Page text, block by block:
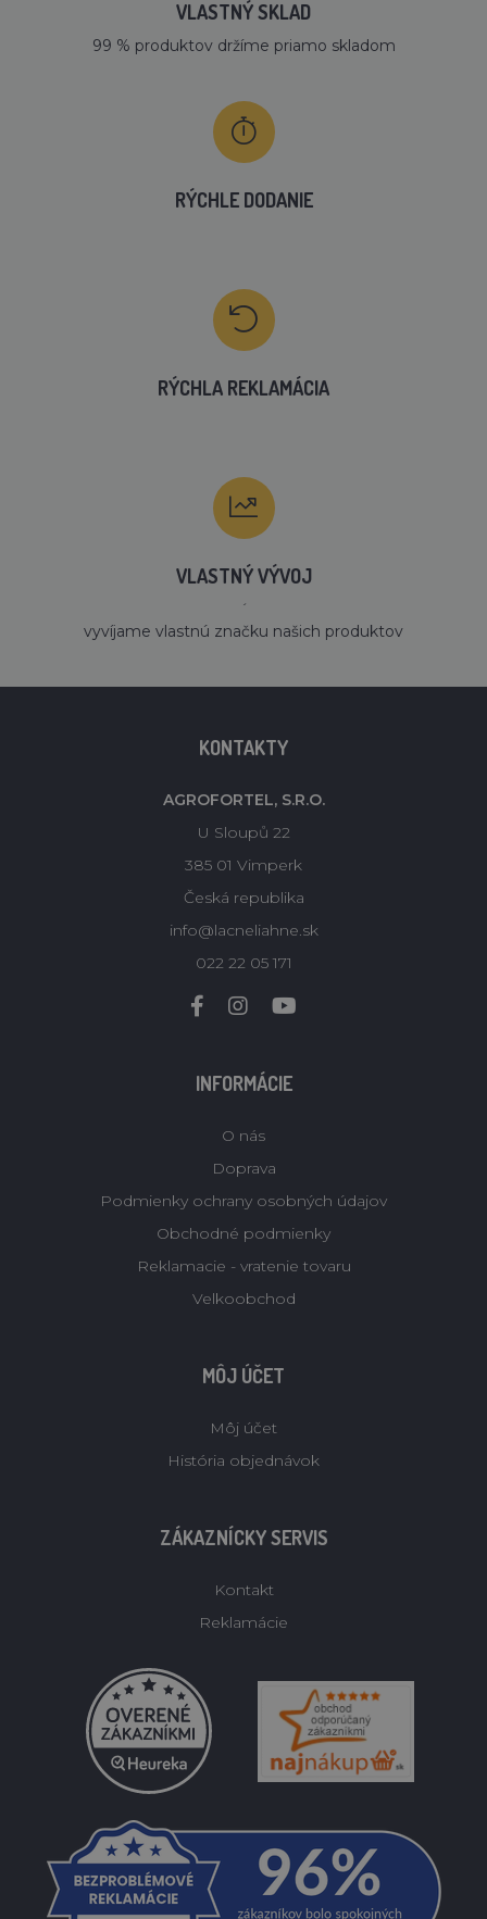
VLASTNÝ SKLAD
99 % produktov držíme priamo skladom
RÝCHLE DODANIE
RÝCHLA REKLAMÁCIA
VLASTNÝ VÝVOJ
´
vyvíjame vlastnú značku našich produktov
KONTAKTY
AGROFORTEL, S.R.O.
U Sloupů 22
385 01 Vimperk
Česká republika
info@lacneliahne.sk
022 22 05 171
INFORMÁCIE
O nás
Doprava
Podmienky ochrany osobných údajov
Obchodné podmienky
Reklamacie - vratenie tovaru
Velkoobchod
MÔJ ÚČET
Môj účet
História objednávok
ZÁKAZNÍCKY SERVIS
Kontakt
Reklamácie